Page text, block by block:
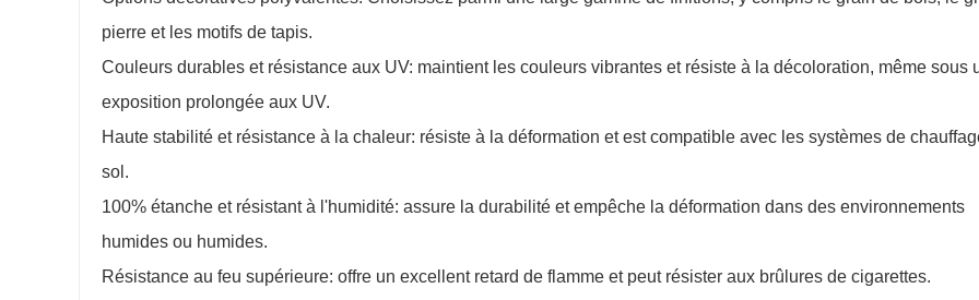
pierre et les motifs de tapis.
Couleurs durables et résistance aux UV: maintient les couleurs vibrantes et résiste à la décoloration, même sous
exposition prolongée aux UV.
Haute stabilité et résistance à la chaleur: résiste à la déformation et est compatible avec les systèmes de
sol.
100% étanche et résistant à l'humidité: assure la durabilité et empêche la déformation dans des environnements
humides ou humides.
Résistance au feu supérieure: offre un excellent retard de flamme et peut résister aux brûlures de cigarettes.